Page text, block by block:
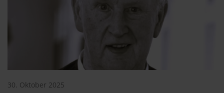
30. Oktober 2025